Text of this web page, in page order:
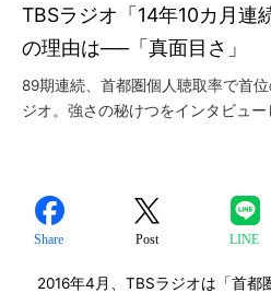
TBSラジオ「14年10カ月連
の理由は──「真面目さ」
89期連続、首都圏個人聴取率で首
ジオ。強さの秘けつをインタビュー
Share Post LINE
2016年4月、TBSラジオは「首都